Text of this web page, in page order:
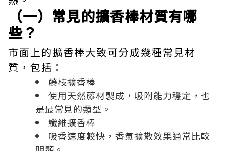
（一）常見的擴香棒材質有哪
些？
市面上的擴香棒大致可分成幾種常見材
質，包括：
藤枝擴香棒
使用天然藤材製成，吸附能力穩定，也
是最常見的類型。
纖維擴香棒
吸香速度較快，香氣擴散效果通常比較